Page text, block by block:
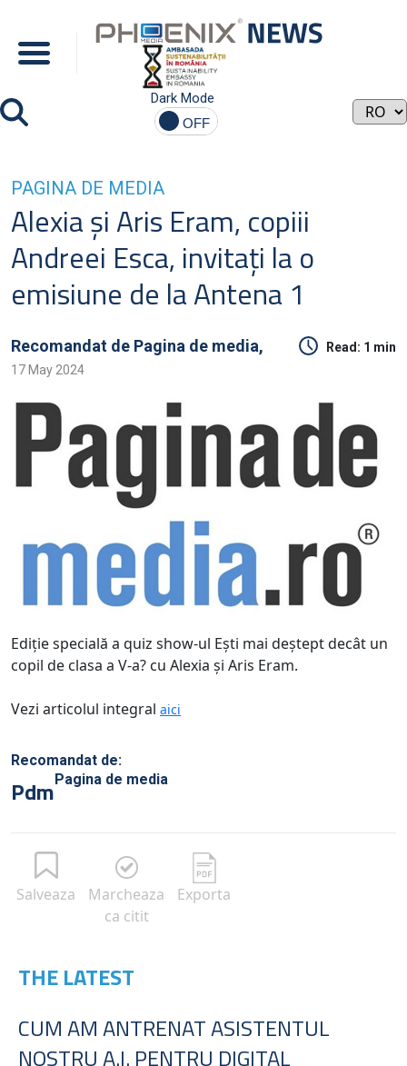
Dark Mode
PAGINA DE MEDIA
Alexia şi Aris Eram, copiii
Andreei Esca, invitaţi la o
emisiune de la Antena 1
Recomandat de Pagina de media, Read: 1 min
17 May 2024
Ediţie specială a quiz show-ul Eşti mai deştept decât un
copil de clasa a V-a? cu Alexia şi Aris Eram.
Vezi articolul integral aici
Recomandat de:
Pdm Pagina de media
Salveaza
Marcheaza
ca citit
Exporta
THE LATEST
CUM AM ANTRENAT ASISTENTUL
NOSTRU A.I. PENTRU DIGITAL